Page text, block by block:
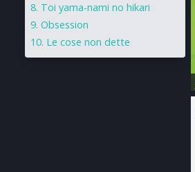
Toi yama-nami no hikari
Obsession
Le cose non dette